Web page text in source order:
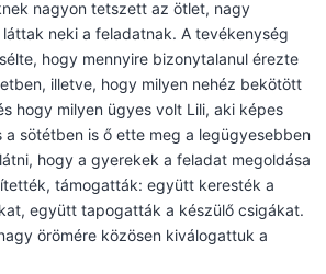
nagyon tetszett az ötlet, nagy
neki a feladatnak. A tevékenység
hogy mennyire bizonytalanul érezte
illetve, hogy milyen nehéz bekötött
hogy milyen ügyes volt Lili, aki képes
a sötétben is ő ette meg a legügyesebben
hogy a gyerekek a feladat megoldása
támogatták: együtt keresték a
együtt tapogatták a készülő csigákat.
örömére közösen kiválogattuk a